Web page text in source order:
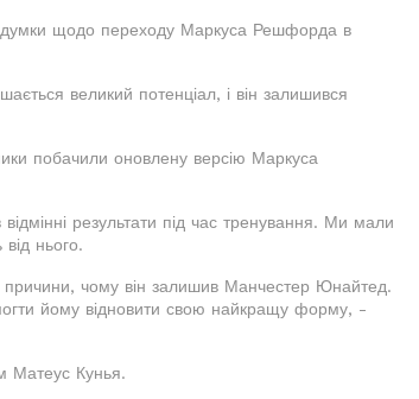
думки щодо переходу Маркуса Решфорда в
великий потенціал, і він залишився
побачили оновлену версію Маркуса
результати під час тренування. Ми мали
нього.
причини, чому він залишив Манчестер Юнайтед.
йому відновити свою найкращу форму, -
Матеус Кунья.